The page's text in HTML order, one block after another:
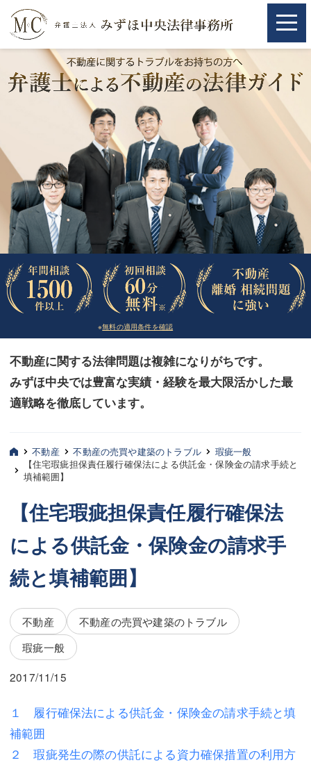
取扱分野
相続・遺言
離婚（夫婦間トラブル）
企業法務
労働問題（解雇，残業等）
刑事弁護
交通事故
法律相談など（その他）
お客様へ
みずほ中央の特長・形式編
弁護士紹介
三平 聡史
酒井 博之
坂本 陽一
三平 隆史
吉元 優仁
弁護士費用
不動産
※無料の適用条件を確認
不動産に関する法律問題は複雑になりがちです。
みずほ中央では豊富な実績・経験を最大限活かした最
適戦略を徹底しています。
取扱分野
相続・遺言
離婚（夫婦間トラブル）
企業法務
労働問題（解雇，残業等）
刑事弁護
交通事故
法律相談など（その他）
お客様へ
みずほ中央の特長・形式編
弁護士紹介
三平 聡史
酒井 博之
坂本 陽一
三平 隆史
吉元 優仁
不動産
相続・遺言
不動産 不動産の売買や建築のトラブル
瑕疵一般
【住宅瑕疵担保責任履行確保法による供託金・保険金の請求手続と
填補範囲】
【住宅瑕疵担保責任履行確保法
による供託金・保険金の請求手
続と填補範囲】
不動産
不動産の売買や建築のトラブル
瑕疵一般
2017/11/15
１ 履行確保法による供託金・保険金の請求手続と填
補範囲
２ 瑕疵発生の際の供託による資力確保措置の利用方